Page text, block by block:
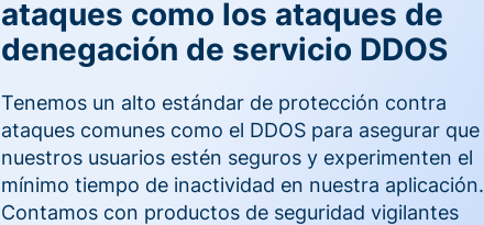
ataques como los ataques de
denegación de servicio DDOS
Tenemos un alto estándar de protección contra
ataques comunes como el DDOS para asegurar que
nuestros usuarios estén seguros y experimenten el
mínimo tiempo de inactividad en nuestra aplicación.
Contamos con productos de seguridad vigilantes